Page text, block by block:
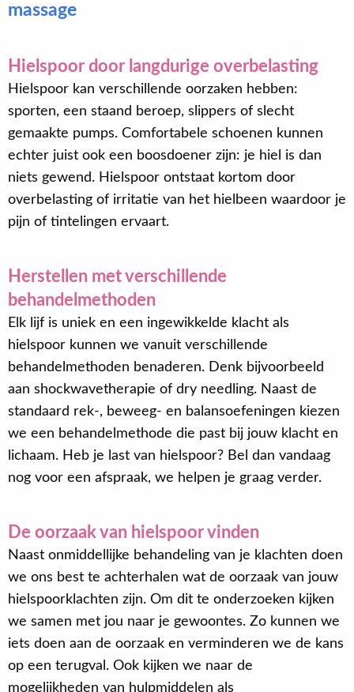
massage
Hielspoor door langdurige overbelasting
Hielspoor kan verschillende oorzaken hebben:
sporten, een staand beroep, slippers of slecht
gemaakte pumps. Comfortabele schoenen kunnen
echter juist ook een boosdoener zijn: je hiel is dan
niets gewend. Hielspoor ontstaat kortom door
overbelasting of irritatie van het hielbeen waardoor je
pijn of tintelingen ervaart.
Herstellen met verschillende
behandelmethoden
Elk lijf is uniek en een ingewikkelde klacht als
hielspoor kunnen we vanuit verschillende
behandelmethoden benaderen. Denk bijvoorbeeld
aan shockwavetherapie of dry needling. Naast de
standaard rek-, beweeg- en balansoefeningen kiezen
we een behandelmethode die past bij jouw klacht en
lichaam. Heb je last van hielspoor? Bel dan vandaag
nog voor een afspraak, we helpen je graag verder.
De oorzaak van hielspoor vinden
Naast onmiddellijke behandeling van je klachten doen
we ons best te achterhalen wat de oorzaak van jouw
hielspoorklachten zijn. Om dit te onderzoeken kijken
we samen met jou naar je gewoontes. Zo kunnen we
iets doen aan de oorzaak en verminderen we de kans
op een terugval. Ook kijken we naar de
mogelijkheden van hulpmiddelen als